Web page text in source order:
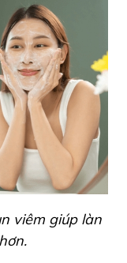
viêm giúp làn